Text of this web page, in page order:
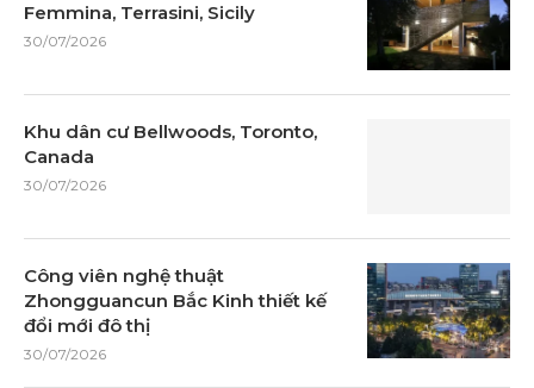
Femmina, Terrasini, Sicily
30/07/2026
Khu dân cư Bellwoods, Toronto,
Canada
30/07/2026
Công viên nghệ thuật
Zhongguancun Bắc Kinh thiết kế
đổi mới đô thị
30/07/2026